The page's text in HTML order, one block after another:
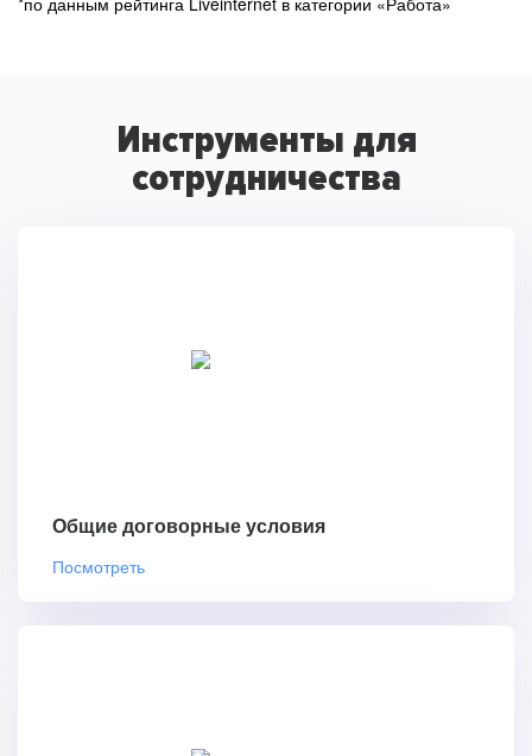
Инструменты для
сотрудничества
Общие договорные условия
Посмотреть